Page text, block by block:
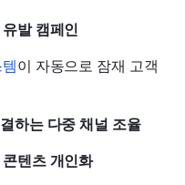
발 캠페인
이 자동으로 잠재 고객
하는 다중 채널 조율
텐츠 개인화